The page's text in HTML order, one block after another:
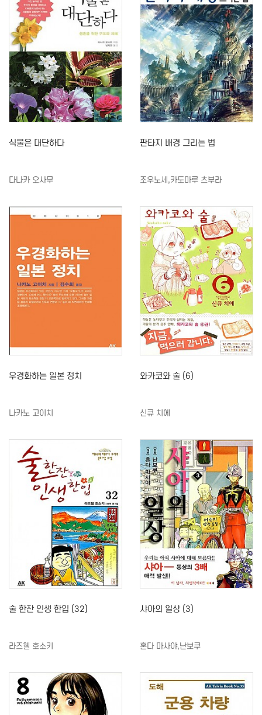
식물은 대단하다
다나카 오사무
판타지 배경 그리는 법
조우노세,카도마루 츠부라
우경화하는 일본 정치
나카노 고이치
와카코와 술 (6)
신큐 치에
술 한잔 인생 한입 (32)
라즈웰 호소키
샤아의 일상 (3)
혼다 마사야,난보쿠